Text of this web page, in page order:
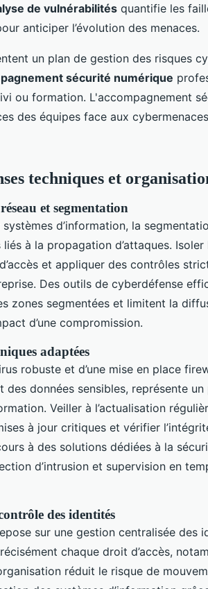
de vulnérabilités quantifie les
anticiper l’évolution des menaces.
un plan de gestion des risques
sécurité numérique
ou formation. L'accompagnement
des équipes face aux
techniques et
et segmentation
d’information, la
à la propagation d’attaques.
et appliquer des contrôles
Des outils de cyberdéfense
zones segmentées et limitent la
d’une compromission.
adaptées
robuste et d’une mise en place
données sensibles, représente
Veiller à l’actualisation
à jour critiques et vérifier
à des solutions dédiées à la
d’intrusion et supervision en
des identités
sur une gestion centralisée des
chaque droit d’accès,
réduit le risque de